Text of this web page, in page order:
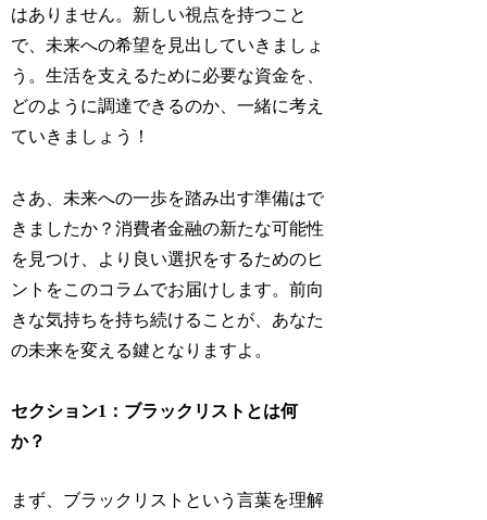
はありません。新しい視点を持つこと
で、未来への希望を見出していきましょ
う。生活を支えるために必要な資金を、
どのように調達できるのか、一緒に考え
ていきましょう！
さあ、未来への一歩を踏み出す準備はで
きましたか？消費者金融の新たな可能性
を見つけ、より良い選択をするためのヒ
ントをこのコラムでお届けします。前向
きな気持ちを持ち続けることが、あなた
の未来を変える鍵となりますよ。
セクション1：ブラックリストとは何
か？
まず、ブラックリストという言葉を理解